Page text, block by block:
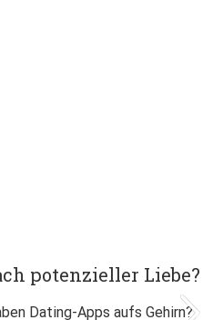
potenzieller Liebe?